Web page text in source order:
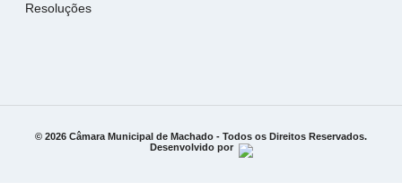
Resoluções
© 2026 Câmara Municipal de Machado - Todos os Direitos Reservados.
Desenvolvido por